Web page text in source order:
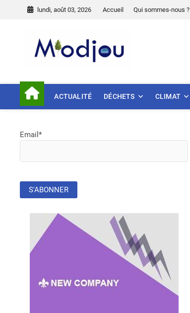
lundi, août 03, 2026 Accueil Qui sommes-nous ?
ACTUALITÉ DÉCHETS CLIMAT
Email*